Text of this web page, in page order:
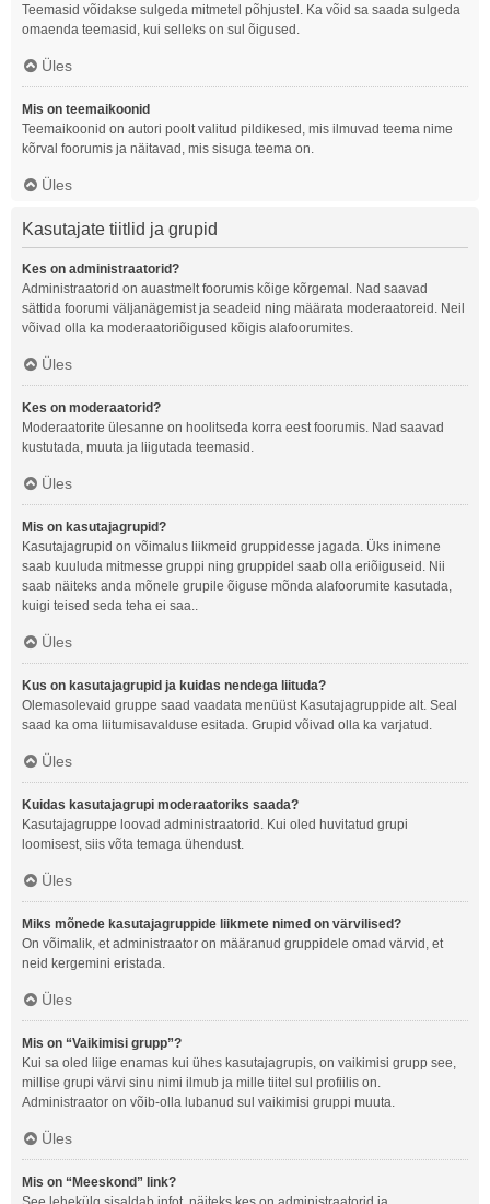
Teemasid võidakse sulgeda mitmetel põhjustel. Ka võid sa saada sulgeda
omaenda teemasid, kui selleks on sul õigused.
Üles
Mis on teemaikoonid
Teemaikoonid on autori poolt valitud pildikesed, mis ilmuvad teema nime
kõrval foorumis ja näitavad, mis sisuga teema on.
Üles
Kasutajate tiitlid ja grupid
Kes on administraatorid?
Administraatorid on auastmelt foorumis kõige kõrgemal. Nad saavad
sättida foorumi väljanägemist ja seadeid ning määrata moderaatoreid. Neil
võivad olla ka moderaatoriõigused kõigis alafoorumites.
Üles
Kes on moderaatorid?
Moderaatorite ülesanne on hoolitseda korra eest foorumis. Nad saavad
kustutada, muuta ja liigutada teemasid.
Üles
Mis on kasutajagrupid?
Kasutajagrupid on võimalus liikmeid gruppidesse jagada. Üks inimene
saab kuuluda mitmesse gruppi ning gruppidel saab olla eriõiguseid. Nii
saab näiteks anda mõnele grupile õiguse mõnda alafoorumite kasutada,
kuigi teised seda teha ei saa..
Üles
Kus on kasutajagrupid ja kuidas nendega liituda?
Olemasolevaid gruppe saad vaadata menüüst Kasutajagruppide alt. Seal
saad ka oma liitumisavalduse esitada. Grupid võivad olla ka varjatud.
Üles
Kuidas kasutajagrupi moderaatoriks saada?
Kasutajagruppe loovad administraatorid. Kui oled huvitatud grupi
loomisest, siis võta temaga ühendust.
Üles
Miks mõnede kasutajagruppide liikmete nimed on värvilised?
On võimalik, et administraator on määranud gruppidele omad värvid, et
neid kergemini eristada.
Üles
Mis on “Vaikimisi grupp”?
Kui sa oled liige enamas kui ühes kasutajagrupis, on vaikimisi grupp see,
millise grupi värvi sinu nimi ilmub ja mille tiitel sul profiilis on.
Administraator on võib-olla lubanud sul vaikimisi gruppi muuta.
Üles
Mis on “Meeskond” link?